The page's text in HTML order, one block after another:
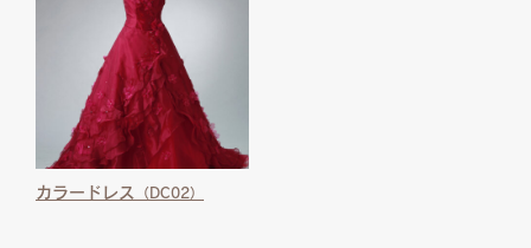
カラードレス （DC02）